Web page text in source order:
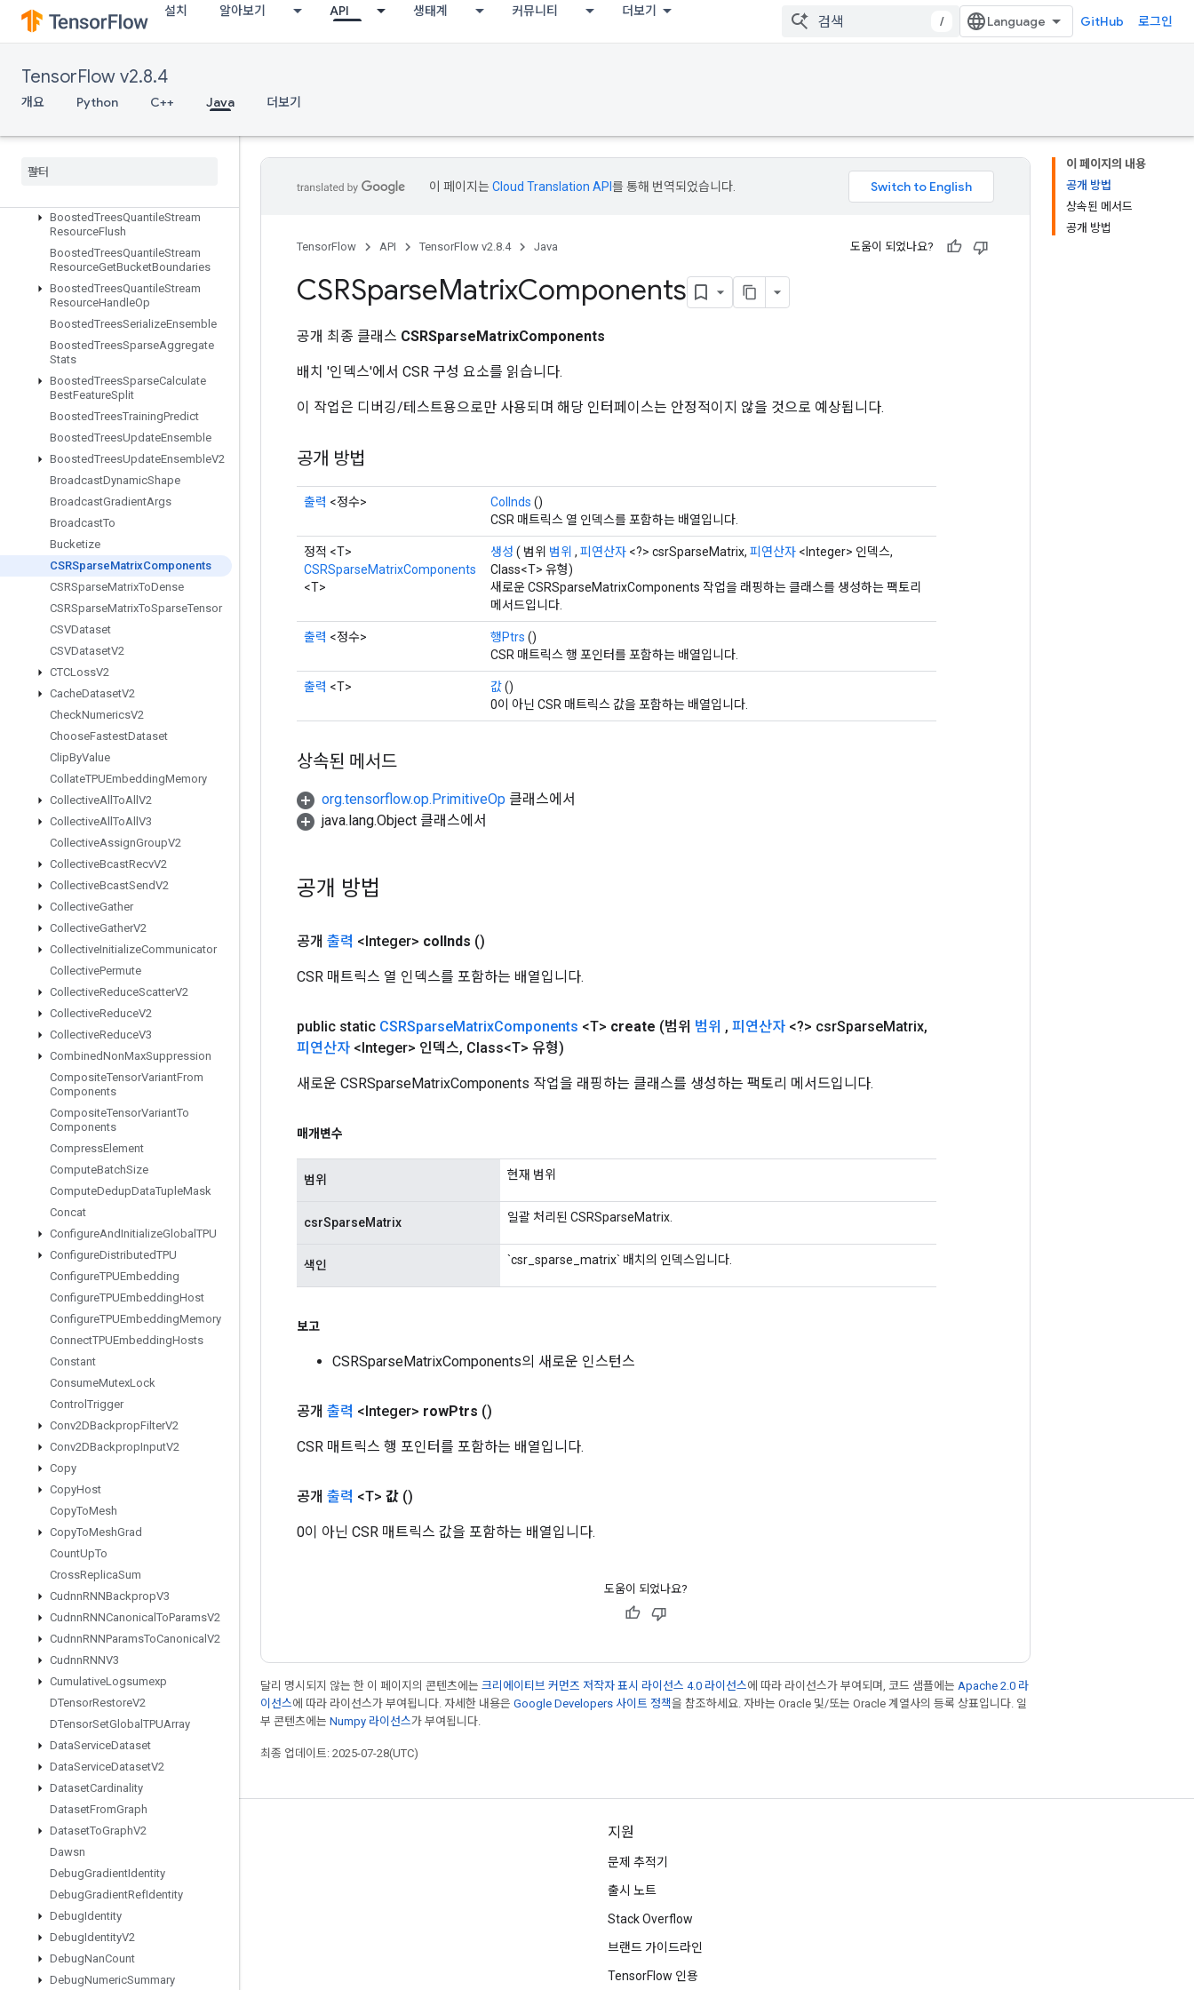
설치 알아보기 API 생태계 커뮤니티 더보기
/ GitHub 로그인
TensorFlow v2.8.4
개요 Python C++ Java 더보기
aries
BoostedTreesGetEnsembleStates
maries
BoostedTreesQuantileStream
ResourceFlush
BoostedTreesQuantileStream
ResourceGetBucketBoundaries
BoostedTreesQuantileStream
ResourceHandleOp
BoostedTreesSerializeEnsemble
BoostedTreesSparseAggregate
Stats
BoostedTreesSparseCalculate
BestFeatureSplit
BoostedTreesTrainingPredict
BoostedTreesUpdateEnsemble
BoostedTreesUpdateEnsembleV2
BroadcastDynamicShape
BroadcastGradientArgs
BroadcastTo
Bucketize
CSRSparseMatrixComponents
CSRSparseMatrixToDense
CSRSparseMatrixToSparseTensor
CSVDataset
CSVDatasetV2
CTCLossV2
CacheDatasetV2
CheckNumericsV2
ChooseFastestDataset
ClipByValue
CollateTPUEmbeddingMemory
CollectiveAll ToAll V2
CollectiveAll ToAll V3
CollectiveAssignGroupV2
CollectiveBcastRecvV2
CollectiveBcastSendV2
CollectiveGather
CollectiveGatherV2
CollectiveInitializeCommunicator
CollectivePermute
CollectiveReduceScatterV2
CollectiveReduceV2
CollectiveReduceV3
CombinedNonMaxSuppression
CompositeTensorVariantFrom
Components
CompositeTensorVariantTo
Components
CompressElement
ComputeBatchSize
ComputeDedupDataTupleMask
Concat
ConfigureAndInitializeGlobal TPU
ConfigureDistributedTPU
ConfigureTPUEmbedding
ConfigureTPUEmbeddingHost
ConfigureTPUEmbeddingMemory
ConnectTPUEmbeddingHosts
Constant
ConsumeMutexLock
Control Trigger
Conv2DBackpropFilterV2
Conv2DBackpropInputV2
Copy
CopyHost
CopyToMesh
CopyToMeshGrad
CountUpTo
CrossReplicaSum
CudnnRNNBackpropV3
CudnnRNNCanonical ToParamsV2
CudnnRNNParamsToCanonical V2
CudnnRNNV3
CumulativeLogsumexp
DTensorRestoreV2
DTensorSetGlobal TPUArray
DataServiceDataset
DataServiceDatasetV2
DatasetCardinality
DatasetFromGraph
DatasetToGraphV2
Dawsn
DebugGradientIdentity
DebugGradientRefIdentity
DebugIdentity
DebugIdentityV2
DebugNanCount
DebugNumericSummary
이 페이지의 내용
공개 방법
상속된 메서드
공개 방법
이 페이지는Cloud Translation API 를 통해 번역되었습니다.
TensorFlow API TensorFlow v2.8.4 Java 도움이 되었나요?
CSRSparseMatrixComponents
공개 최종 클래스 CSRSparseMatrixComponents
배치 '인덱스'에서 CSR 구성 요소를 읽습니다.
이 작업은 디버깅/테스트용으로만 사용되며 해당 인터페이스는 안정적이지 않을 것으로 예상됩니다.
공개 방법
출력 <정수> ColInds ()
CSR 매트릭스 열 인덱스를 포함하는 배열입니다.
정적 <T>
CSRSparseMatrixComponents
<T>
생성 ( 범위 범위 , 피연산자 <?> csrSparseMatrix, 피연산자 <Integer> 인덱스,
Class<T> 유형)
새로운 CSRSparseMatrixComponents 작업을 래핑하는 클래스를 생성하는 팩토리
메서드입니다.
출력 <정수> 행Ptrs ()
CSR 매트릭스 행 포인터를 포함하는 배열입니다.
출력 <T> 값()
0이 아닌 CSR 매트릭스 값을 포함하는 배열입니다.
상속된 메서드
org.tensorflow.op.PrimitiveOp 클래스에서
java.lang.Object 클래스에서
공개 방법
공개 출력 <Integer> colInds ()
CSR 매트릭스 열 인덱스를 포함하는 배열입니다.
public static CSRSparseMatrixComponents <T> create (범위 범위 , 피연산자 <?> csrSparseMatrix,
피연산자 <Integer> 인덱스, Class<T> 유형)
새로운 CSRSparseMatrixComponents 작업을 래핑하는 클래스를 생성하는 팩토리 메서드입니다.
매개변수
범위 현재 범위
csrSparseMatrix 일괄 처리된 CSRSparseMatrix.
색인 `csr_sparse_matrix` 배치의 인덱스입니다.
보고
CSRSparseMatrixComponents의 새로운 인스턴스
공개 출력 <Integer> rowPtrs ()
CSR 매트릭스 행 포인터를 포함하는 배열입니다.
공개 출력 <T> 값 ()
0이 아닌 CSR 매트릭스 값을 포함하는 배열입니다.
도움이 되었나요?
달리 명시되지 않는 한 이 페이지의 콘텐츠에는 크리에이티브 커먼즈 저작자 표시 라이선스 4.0 라이선스에 따라 라이선스가 부여되며, 코드 샘플에는 Apache 2.0 라
이선스에 따라 라이선스가 부여됩니다. 자세한 내용은 Google Developers 사이트 정책을 참조하세요. 자바는 Oracle 및/또는 Oracle 계열사의 등록 상표입니다. 일
부 콘텐츠에는 Numpy 라이선스가 부여됩니다.
최종 업데이트: 2025-07-28(UTC)
최신 소식 확인하기
GitHub
YouTube
지원
문제 추적기
출시 노트
Stack Overflow
브랜드 가이드라인
TensorFlow 인용